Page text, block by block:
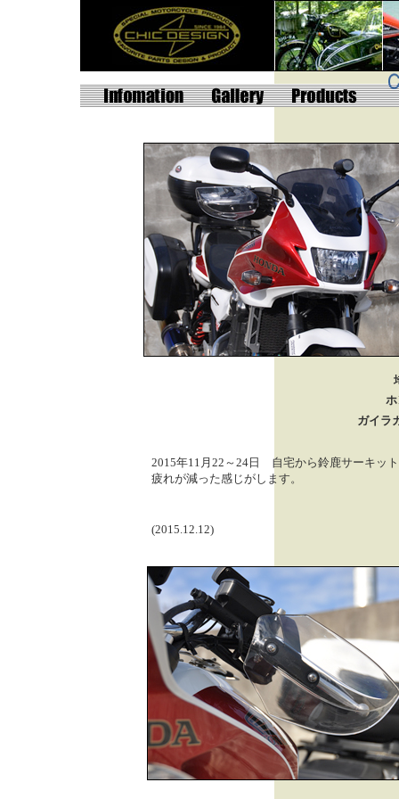
ガイラ
2015年11月22～24日 自宅から鈴鹿サーキッ
疲れが減った感じがします。
(2015.12.12)